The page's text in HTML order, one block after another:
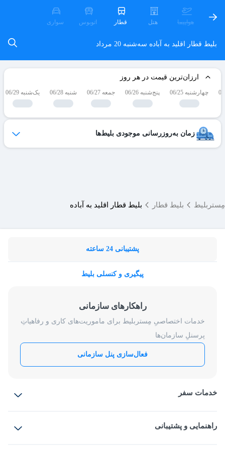
هواپیما هتل قطار اتوبوس سواری
بلیط قطار اقلید به آباده سه‌شنبه 20 مرداد
ارزان‌ترین قیمت در هر روز
چهارشنبه 06/25 پنج‌شنبه 06/26 جمعه 06/27 شنبه 06/28 یک‌شنبه 06/29
زمان به‌روزرسانی موجودی بلیط‌ها
مِستربلیط بلیط قطار بلیط قطار اقلید به آباده
پشتیبانی 24 ساعته
پیگیری و کنسلی بلیط
راهکارهای سازمانی
خدمات اختصاصیِ مِستربلیط برای ماموریت‌های کاری و رفاهیاتِ
پرسنلِ سازمان‌ها
فعال‌سازی پنل سازمانی
خدمات سفر
بلیط قطار
راهنمایی و پشتیبانی